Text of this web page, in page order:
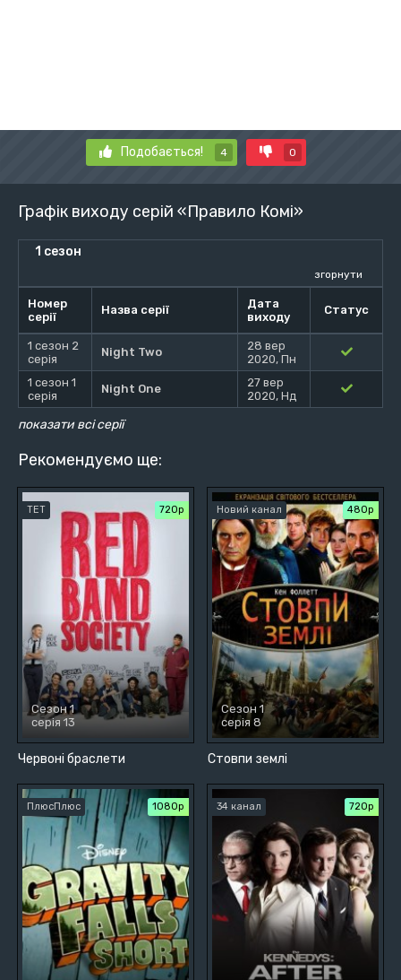
Подобається! 4 0
Графік виходу серій «Правило Комі»
1 сезон
згорнути
Номер
серії
Назва серії
Дата
виходу
Статус
1 сезон 2
серія
Night Two
28 вер
2020, Пн
1 сезон 1
серія
Night One
27 вер
2020, Нд
показати всі серії
Рекомендуємо ще:
Червоні браслети
ТЕТ 720р
Сезон 1
серія 13
Стовпи землі
Новий канал 480р
Сезон 1
серія 8
ПлюсПлюс 1080p 34 канал 720р